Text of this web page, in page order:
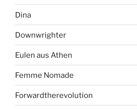
Dina
Downwrighter
Eulen aus Athen
Femme Nomade
Forwardtherevolution